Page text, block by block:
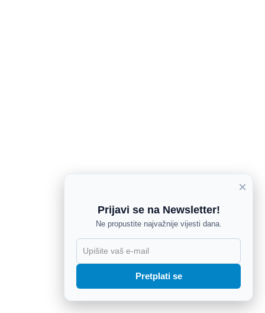
×
Prijavi se na Newsletter!
Ne propustite najvažnije vijesti dana.
Pretplati se